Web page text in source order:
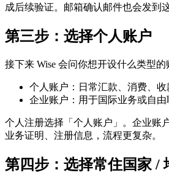
成后续验证。邮箱确认邮件也会发到
第三步：选择个人账户
接下来 Wise 会问你想开设什么类型的
个人账户：日常汇款、消费、收
企业账户：用于国际业务或自由
个人注册选择「个人账户」。企业账
业务证明、注册信息，流程更复杂。
第四步：选择常住国家 /